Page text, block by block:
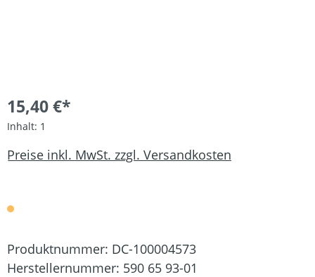
15,40 €*
Inhalt: 1
Preise inkl. MwSt. zzgl. Versandkosten
Produktnummer: DC-100004573
Herstellernummer: 590 65 93-01